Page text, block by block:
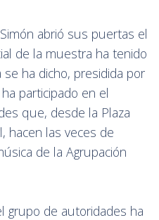
abrió sus puertas el
de la muestra ha tenido
ha dicho, presidida por
participado en el
que, desde la Plaza
hacen las veces de
de la Agrupación
grupo de autoridades ha